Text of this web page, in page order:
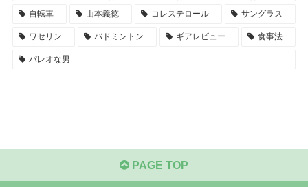
自転車 山本義徳 コレステロール サングラス
ワセリン バドミントン ギアレビュー 食事法
パレオな男
PAGE TOP